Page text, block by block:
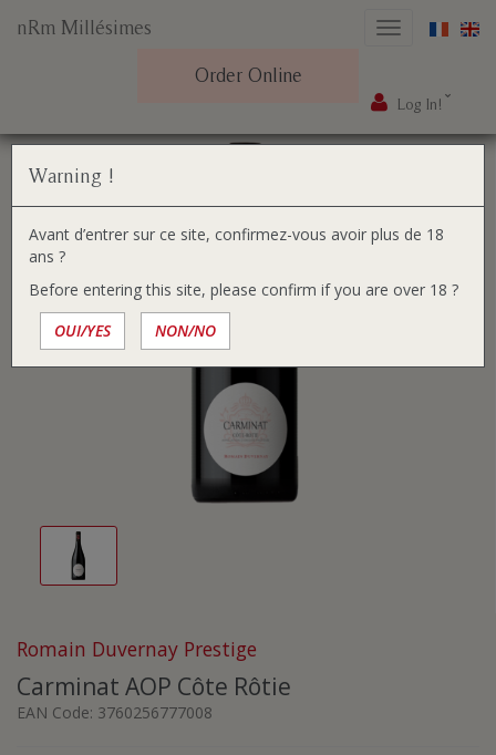
to
content
Order Online
Toggle
nRm Millésimes
Log In!
are
here:
Romain Duvernay Prestige
Carminat AOP Côte Rôtie
EAN Code: 3760256777008
Warning !
Avant d’entrer sur ce site, confirmez-vous avoir plus de 18
ans ?
Before entering this site, please confirm if you are over 18 ?
OUI/YES
NON/NO